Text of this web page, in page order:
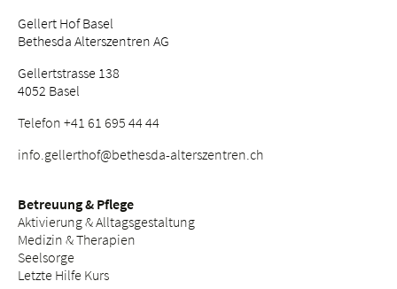
Gellert Hof Basel
Bethesda Alterszentren AG
Gellertstrasse 138
4052 Basel
Telefon +41 61 695 44 44
info. gellerthof@bethesda-alterszentren. ch
Betreuung & Pflege
Aktivierung & Alltagsgestaltung
Medizin & Therapien
Seelsorge
Letzte Hilfe Kurs